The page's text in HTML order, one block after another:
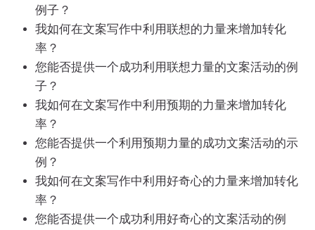
例子？
我如何在文案写作中利用联想的力量来增加转化
率？
您能否提供一个成功利用联想力量的文案活动的例
子？
我如何在文案写作中利用预期的力量来增加转化
率？
您能否提供一个利用预期力量的成功文案活动的示
例？
我如何在文案写作中利用好奇心的力量来增加转化
率？
您能否提供一个成功利用好奇心的文案活动的例